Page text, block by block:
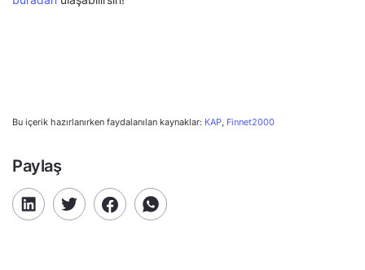
Bu içerik hazırlanırken faydalanılan kaynaklar: KAP, Finnet2000
Paylaş